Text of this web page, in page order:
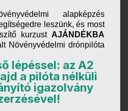
alapképzés
leszünk, és most
kurzust AJÁNDÉKBA
Növényvédelmi drónpilóta
lépéssel: az A2
a pilóta nélküli
igazolvány